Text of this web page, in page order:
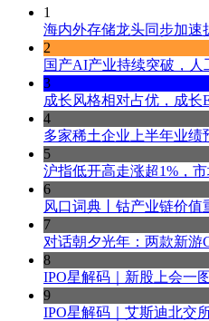
1
海内外存储龙头同步加速
2
国产AI产业持续突破，人
3
成长风格相对占优，成长
4
多家稀土企业上半年业绩
5
沪指低开高走涨超1%，
6
风口词典丨钴产业链价值
7
对话朝夕光年：两款新游
8
IPO星解码｜新股上会一
9
IPO星解码｜艾斯迪北交